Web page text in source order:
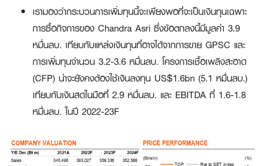
เรามองว่ากระบวนการเพิ่มทุนนี้จะเพียงพอที่จะเป็นเงินทุนเฉพาะ
การซื้อกิจการของ Chandra Asri ซึ่งข้อตกลงนี้มีมูลค่า 3.9
หมื่นลบ. เทียบกับแหล่งเงินทุนที่อาจได้จากการขาย GPSC และ
การเพิ่มทุนจำนวน 3.2-3.6 หมื่นลบ. โครงการเชื้อเพลิงสะอาด
(CFP) น่าจะยังคงต้องใช้เงินลงทุน US$1.6bn (5.1 หมื่นลบ.)
เทียบกับเงินสดในมือที่ 2.9 หมื่นลบ. และ EBITDA ที่ 1.6-1.8
หมื่นลบ. ในปี 2022-23F